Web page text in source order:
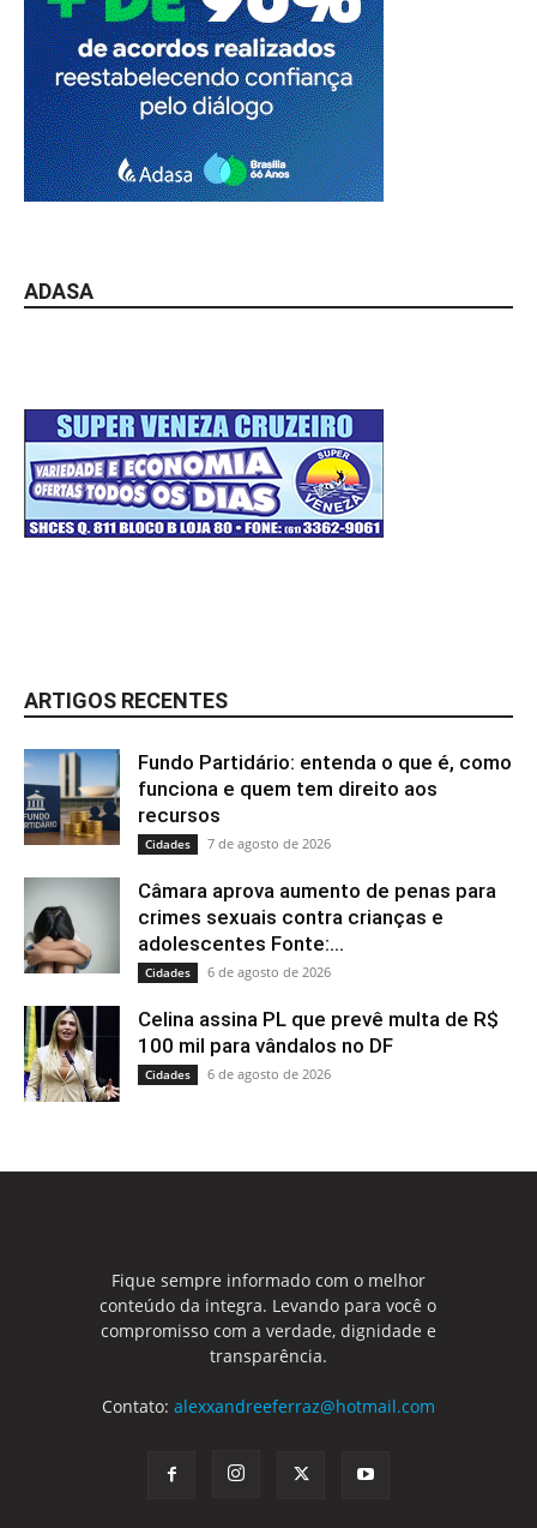
ADASA
ARTIGOS RECENTES
Fundo Partidário: entenda o que é, como
funciona e quem tem direito aos
recursos
Cidades 7 de agosto de 2026
Câmara aprova aumento de penas para
crimes sexuais contra crianças e
adolescentes Fonte:...
Cidades 6 de agosto de 2026
Celina assina PL que prevê multa de R$
100 mil para vândalos no DF
Cidades 6 de agosto de 2026
Fique sempre informado com o melhor
conteúdo da integra. Levando para você o
compromisso com a verdade, dignidade e
transparência.
Contato: alexxandreeferraz@hotmail.com